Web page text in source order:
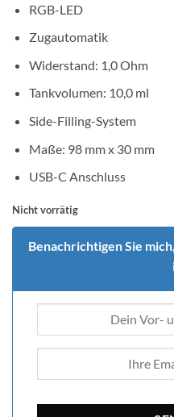
RGB-LED
Zugautomatik
Widerstand: 1,0 Ohm
Tankvolumen: 10,0 ml
Side-Filling-System
Maße: 98 mm x 30 mm
USB-C Anschluss
Nicht vorrätig
Benachrichtigen Sie